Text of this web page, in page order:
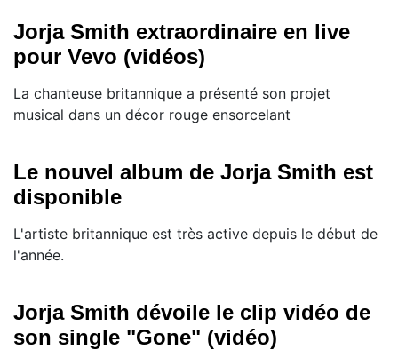
Jorja Smith extraordinaire en live
pour Vevo (vidéos)
La chanteuse britannique a présenté son projet
musical dans un décor rouge ensorcelant
Le nouvel album de Jorja Smith est
disponible
L'artiste britannique est très active depuis le début de
l'année.
Jorja Smith dévoile le clip vidéo de
son single "Gone" (vidéo)